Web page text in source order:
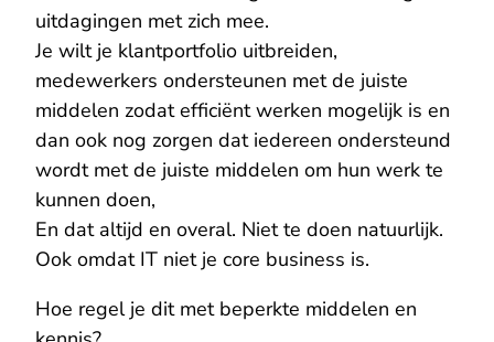
uitdagingen met zich mee.
Je wilt je klantportfolio uitbreiden,
medewerkers ondersteunen met de juiste
middelen zodat efficiënt werken mogelijk is en
dan ook nog zorgen dat iedereen ondersteund
wordt met de juiste middelen om hun werk te
kunnen doen,
En dat altijd en overal. Niet te doen natuurlijk.
Ook omdat IT niet je core business is.
Hoe regel je dit met beperkte middelen en